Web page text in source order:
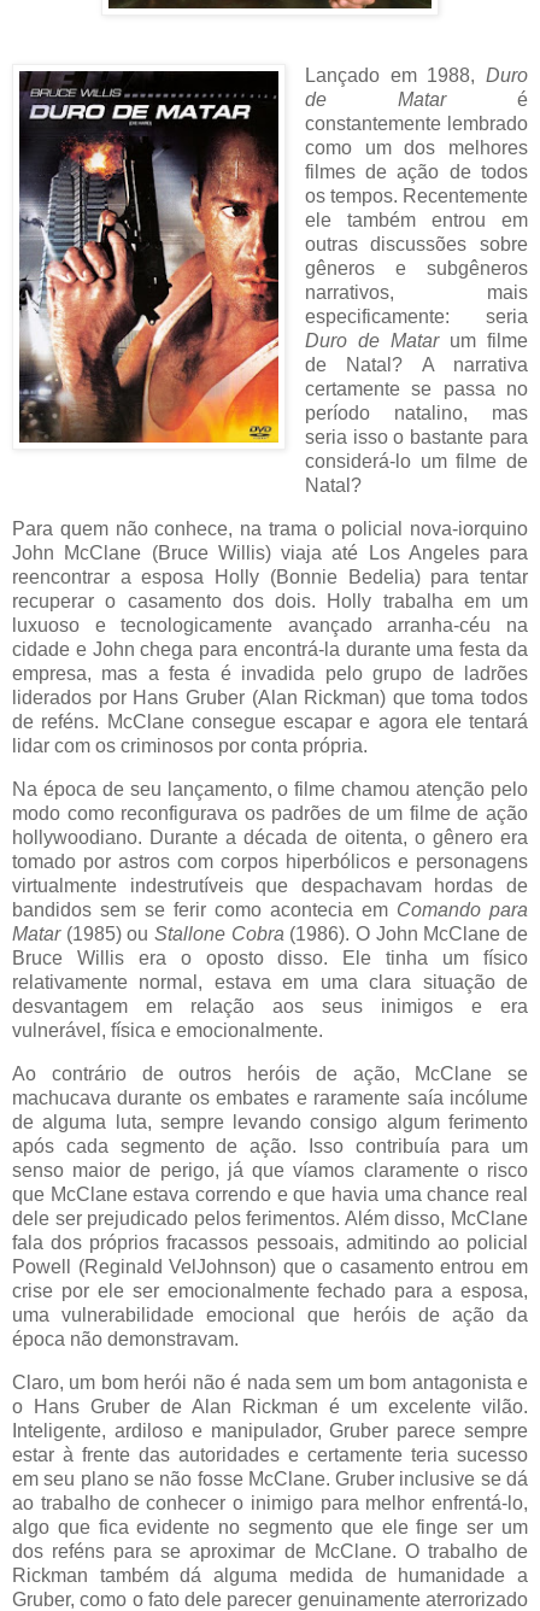
Lançado em 1988, Duro
de Matar é
constantemente lembrado
como um dos melhores
filmes de ação de todos
os tempos. Recentemente
ele também entrou em
outras discussões sobre
gêneros e subgêneros
narrativos, mais
especificamente: seria
Duro de Matar um filme
de Natal? A narrativa
certamente se passa no
período natalino, mas
seria isso o bastante para
considerá-lo um filme de
Natal?
Para quem não conhece, na trama o policial nova-iorquino
John McClane (Bruce Willis) viaja até Los Angeles para
reencontrar a esposa Holly (Bonnie Bedelia) para tentar
recuperar o casamento dos dois. Holly trabalha em um
luxuoso e tecnologicamente avançado arranha-céu na
cidade e John chega para encontrá-la durante uma festa da
empresa, mas a festa é invadida pelo grupo de ladrões
liderados por Hans Gruber (Alan Rickman) que toma todos
de reféns. McClane consegue escapar e agora ele tentará
lidar com os criminosos por conta própria.
Na época de seu lançamento, o filme chamou atenção pelo
modo como reconfigurava os padrões de um filme de ação
hollywoodiano. Durante a década de oitenta, o gênero era
tomado por astros com corpos hiperbólicos e personagens
virtualmente indestrutíveis que despachavam hordas de
bandidos sem se ferir como acontecia em Comando para
Matar (1985) ouStallone Cobra (1986). O John McClane de
Bruce Willis era o oposto disso. Ele tinha um físico
relativamente normal, estava em uma clara situação de
desvantagem em relação aos seus inimigos e era
vulnerável, física e emocionalmente.
Ao contrário de outros heróis de ação, McClane se
machucava durante os embates e raramente saía incólume
de alguma luta, sempre levando consigo algum ferimento
após cada segmento de ação. Isso contribuía para um
senso maior de perigo, já que víamos claramente o risco
que McClane estava correndo e que havia uma chance real
dele ser prejudicado pelos ferimentos. Além disso, McClane
fala dos próprios fracassos pessoais, admitindo ao policial
Powell (Reginald VelJohnson) que o casamento entrou em
crise por ele ser emocionalmente fechado para a esposa,
uma vulnerabilidade emocional que heróis de ação da
época não demonstravam.
Claro, um bom herói não é nada sem um bom antagonista e
o Hans Gruber de Alan Rickman é um excelente vilão.
Inteligente, ardiloso e manipulador, Gruber parece sempre
estar à frente das autoridades e certamente teria sucesso
em seu plano se não fosse McClane. Gruber inclusive se dá
ao trabalho de conhecer o inimigo para melhor enfrentá-lo,
algo que fica evidente no segmento que ele finge ser um
dos reféns para se aproximar de McClane. O trabalho de
Rickman também dá alguma medida de humanidade a
Gruber, como o fato dele parecer genuinamente aterrorizado